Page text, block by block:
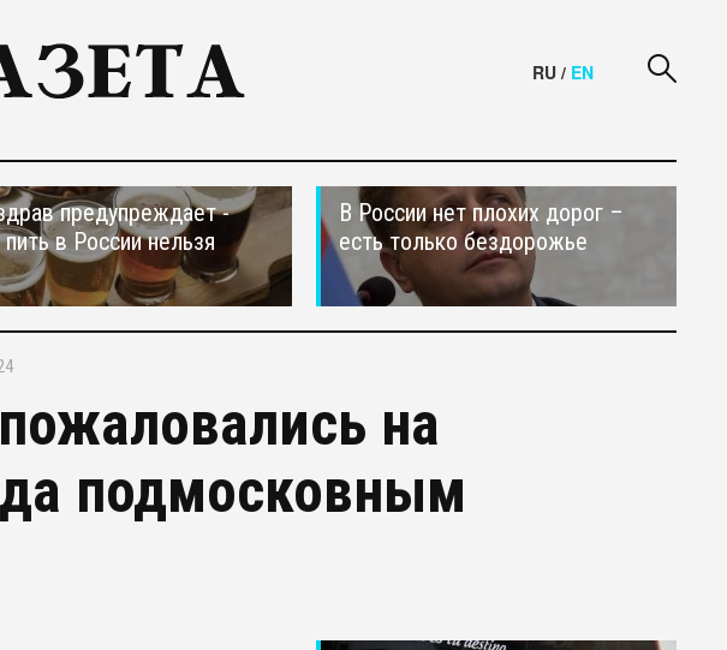
RU / EN
предупреждает -
в России нельзя
В России нет плохих дорог –
есть только бездорожье
на
подмосковным